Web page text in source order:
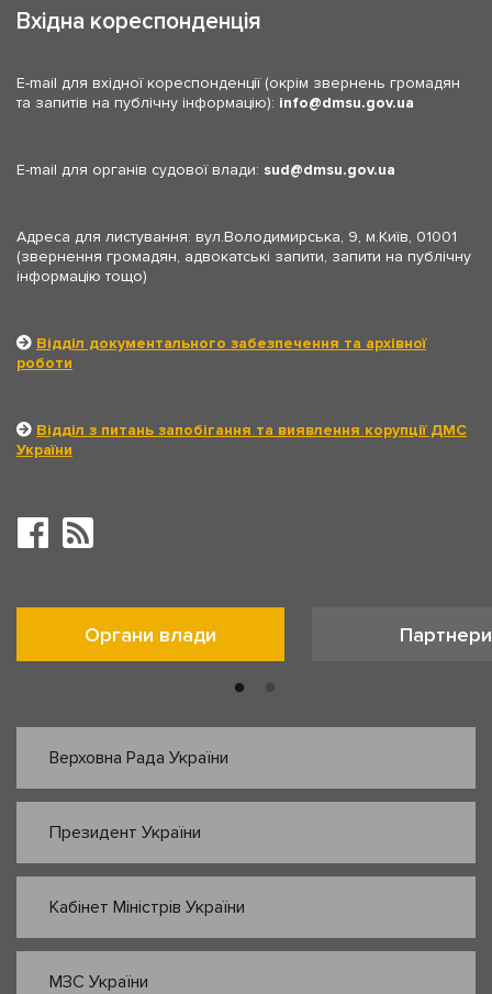
Вхідна кореспонденція
E-mail для вхідної кореспонденції (окрім звернень громадян
та запитів на публічну інформацію): info dmsu.gov.ua
E-mail для органів судової влади: sud dmsu.gov.ua
Адреса для листування: вул.Володимирська, 9, м.Київ, 01001
(звернення громадян, адвокатські запити, запити на публічну
інформацію тощо)
Відділ документального забезпечення та архівної
роботи
Відділ з питань запобігання та виявлення корупції ДМС
України
Органи влади Партнери
Верховна Рада України
Президент України
Кабінет Міністрів України
МЗС України